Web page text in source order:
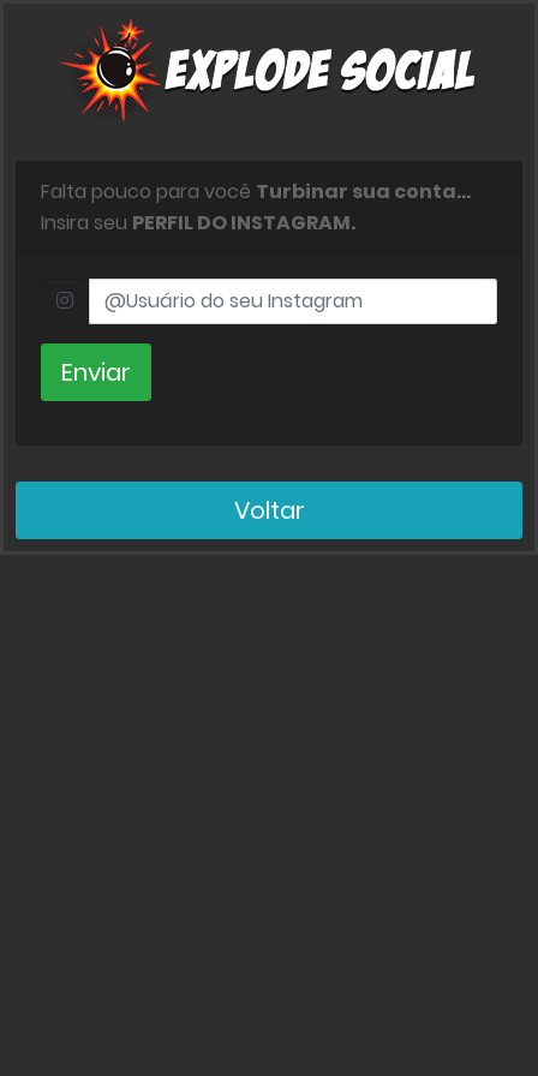
Falta pouco para você Turbinar sua conta...
Insira seu PERFIL DO INSTAGRAM.
Enviar
Voltar